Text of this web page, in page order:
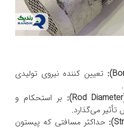
): تعیین کننده نیروی تولیدی
Rod Diameter
): بر استحکام و
می‌گذارد.
): حداکثر مسافتی که پیستون